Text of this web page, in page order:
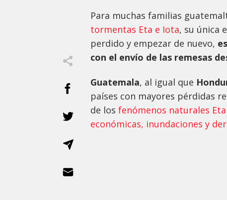
Para muchas familias
tormentas Eta e Iota, su única
perdido y empezar de nuevo,
con el envío de las remesas
Guatemala, al igual que
países con mayores pérdidas
de los fenómenos naturales
económicas, inundaciones y